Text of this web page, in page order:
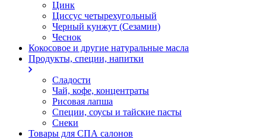
Цинк
Циссус четырехугольный
Черный кунжут (Сезамин)
Чеснок
Кокосовое и другие натуральные масла
Продукты, специи, напитки
Сладости
Чай, кофе, концентраты
Рисовая лапша
Специи, соусы и тайские пасты
Снеки
Товары для СПА салонов